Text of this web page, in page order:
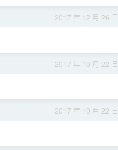
2017 年 12 月 26 日
2017 年 10 月 22 日
2017 年 10 月 22 日